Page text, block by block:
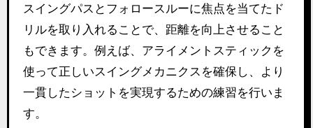
スイングパスとフォロースルーに焦点を当てたド
リルを取り入れることで、距離を向上させること
もできます。例えば、アライメントスティックを
使って正しいスイングメカニクスを確保し、より
一貫したショットを実現するための練習を行いま
す。